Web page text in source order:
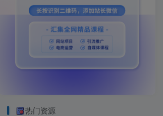
热门资源